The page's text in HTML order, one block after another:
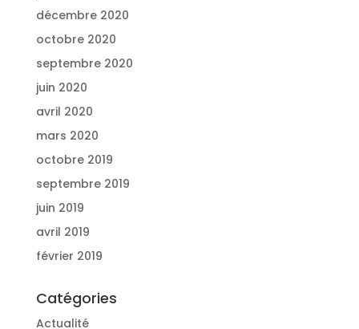
décembre 2020
octobre 2020
septembre 2020
juin 2020
avril 2020
mars 2020
octobre 2019
septembre 2019
juin 2019
avril 2019
février 2019
Catégories
Actualité